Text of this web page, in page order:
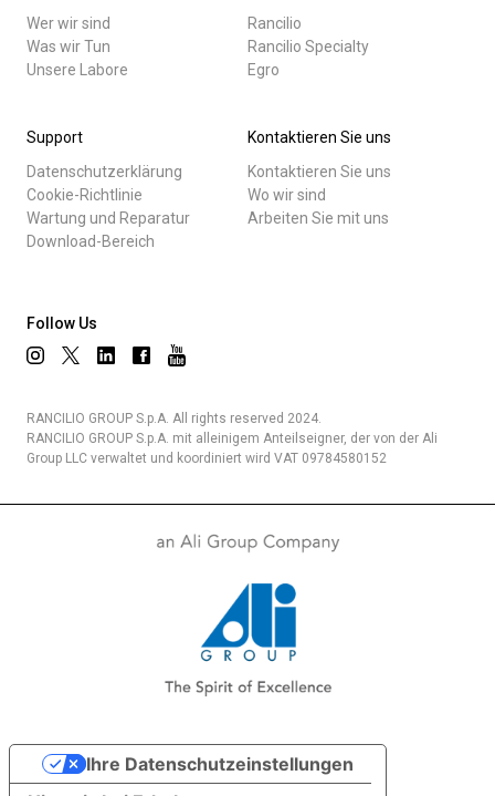
Wer wir sind
Was wir Tun
Unsere Labore
Rancilio
Rancilio Specialty
Egro
Support
Datenschutzerklärung
Cookie-Richtlinie
Wartung und Reparatur
Download-Bereich
Kontaktieren Sie uns
Kontaktieren Sie uns
Wo wir sind
Arbeiten Sie mit uns
Follow Us
RANCILIO GROUP S.p.A. All rights reserved 2024.
RANCILIO GROUP S.p.A. mit alleinigem Anteilseigner, der von der Ali
Group LLC verwaltet und koordiniert wird VAT 09784580152
Ihre Datenschutzeinstellungen